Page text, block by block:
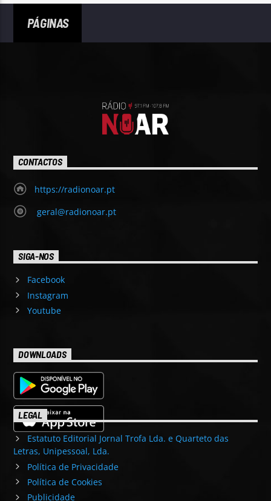
PÁGINAS
CONTACTOS
https://radionoar.pt
geral@radionoar.pt
SIGA-NOS
Facebook
Instagram
Youtube
DOWNLOADS
LEGAL
Estatuto Editorial Jornal Trofa Lda. e Quarteto das
Letras, Unipessoal, Lda.
Política de Privacidade
Política de Cookies
Publicidade